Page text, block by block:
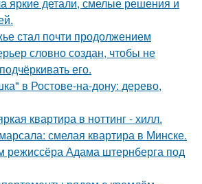
стал почти продолжением
словно создан, чтобы не
его.
в Ростове-на-дону: дерево,
квартира в ноттинг - хилл.
смелая квартира в Минске.
режиссёра Адама штернберга под